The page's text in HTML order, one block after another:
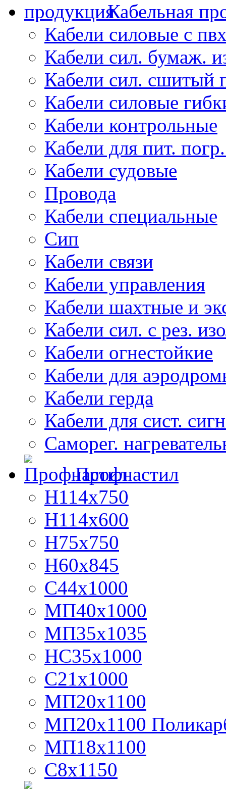
Кабельная
Кабели силовые с
Кабели сил. бумаж.
Кабели сил. сшитый
Кабели силовые
Кабели контрольные
Кабели для пит.
Кабели судовые
Провода
Кабели специальные
Сип
Кабели связи
Кабели управления
Кабели шахтные и
Кабели сил. с рез.
Кабели огнестойкие
Кабели для
Кабели герда
Кабели для сист.
Саморег.
Профнастил
Н114х750
Н114х600
Н75х750
Н60х845
С44х1000
МП40х1000
МП35х1035
НС35х1000
С21х1000
МП20х1100
МП20х1100
МП18х1100
С8х1150